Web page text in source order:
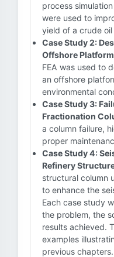
process
were used to
yield of a crude
Case Study 2:
Offshore
FEA was used to
an offshore
environmental
Case Study 3:
Fractionation
a column failure,
proper
Case Study 4:
Refinery
structural column
to enhance the
Each case study
the problem, the
results achieved.
examples
previous chapters.